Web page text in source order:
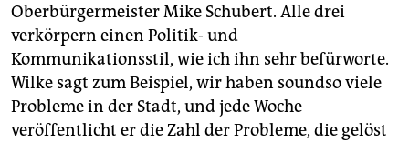
Oberbürgermeister Mike Schubert. Alle drei
verkörpern einen Politik- und
Kommunikationsstil, wie ich ihn sehr befürworte.
Wilke sagt zum Beispiel, wir haben soundso viele
Probleme in der Stadt, und jede Woche
veröffentlicht er die Zahl der Probleme, die gelöst